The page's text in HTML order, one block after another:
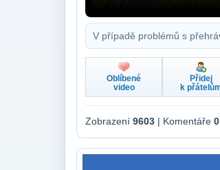
V případě problémů s
Oblíbené
video
Přidej
k
Zobrazení 9603 | Komentáře 0